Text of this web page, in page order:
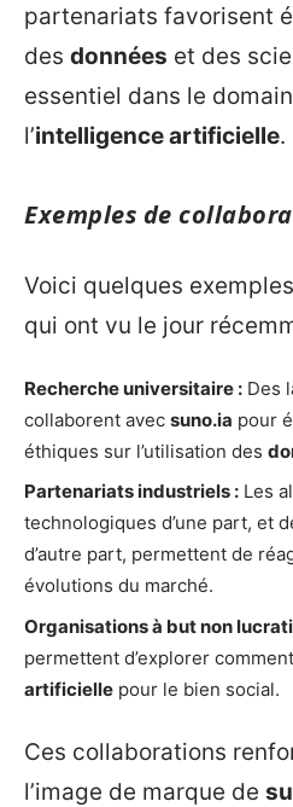
partenariats favorisent
des données et des
essentiel dans le
l’intelligence artificielle.
Exemples de
Voici quelques
qui ont vu le jour
Recherche universitaire : Des
collaborent avec suno.ia pour
éthiques sur l’utilisation des
Partenariats industriels : Les
technologiques d’une part, et
d’autre part, permettent de
évolutions du marché.
Organisations à but non
permettent d’explorer
artificielle pour le bien social.
Ces collaborations
l’image de marque de